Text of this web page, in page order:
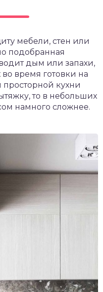
мебели, стен или
подобранная
дым или запахи,
время готовки на
кухни
то в небольших
намного сложнее.